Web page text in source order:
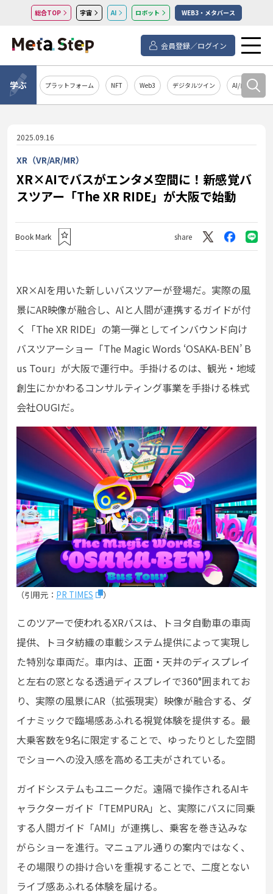
総合TOP 宇宙 AI ロボット WEB3・メタバース
会員登録／ログイン
学ぶ プラットフォーム NFT Web3 デジタルツイン AI/自然言語処
2025.09.16
XR（VR/AR/MR）
XR×AIでバスがエンタメ空間に！新感覚バ
スツアー「The XR RIDE」が大阪で始動
Book Mark share
XR×AIを用いた新しいバスツアーが登場だ。実際の風
景にAR映像が融合し、AIと人間が連携するガイドが付
く 「The XR RIDE」の第一弾としてインバウンド向け
バスツアーショー「The Magic Words ‘OSAKA-BEN’ B
us Tour」が大阪で運行中。手掛けるのは、 観光・地域
創生にかかわるコンサルティング事業を手掛ける株式
会社OUGIだ。
（引用元： PR TIMES ）
このツアーで使われるXRバスは、トヨタ自動車の車両
提供、トヨタ紡織の車載システム提供によって実現し
た特別な車両だ。車内は、正面・天井のディスプレイ
と左右の窓となる透過ディスプレイで360°囲まれてお
り、実際の風景にAR（拡張現実）映像が融合する、ダ
イナミックで臨場感あふれる視覚体験を提供する。最
大乗客数を9名に限定することで、ゆったりとした空間
でショーへの没入感を高める工夫がされている。
ガイドシステムもユニークだ。遠隔で操作されるAIキ
ャラクターガイド「TEMPURA」と、実際にバスに同乗
する人間ガイド「AMI」が連携し、乗客を巻き込みな
がらショーを進行。マニュアル通りの案内ではなく、
その場限りの掛け合いを重視することで、二度とない
ライブ感あふれる体験を届ける。